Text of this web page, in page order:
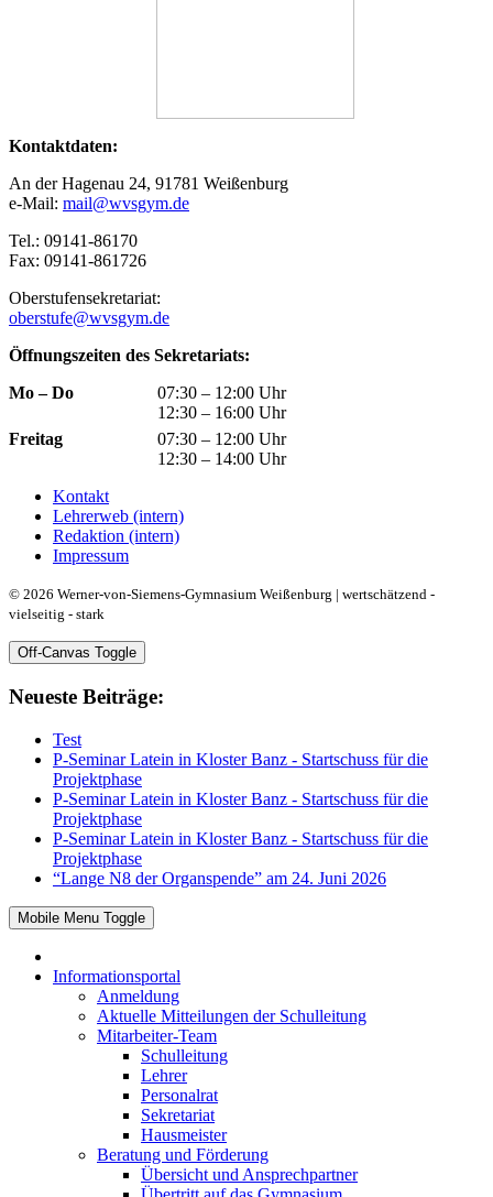
Kontaktdaten:
An der Hagenau 24, 91781 Weißenburg
e-Mail: mail@wvsgym.de
Tel.: 09141-86170
Fax: 09141-861726
Oberstufensekretariat:
oberstufe@wvsgym.de
Öffnungszeiten des Sekretariats:
Mo – Do
07:30 – 12:00 Uhr
12:30 – 16:00 Uhr
Freitag
07:30 – 12:00 Uhr
12:30 – 14:00 Uhr
Kontakt
Lehrerweb (intern)
Redaktion (intern)
Impressum
© 2026 Werner-von-Siemens-Gymnasium Weißenburg | wertschätzend -
vielseitig - stark
Off-Canvas Toggle
Neueste Beiträge:
Test
P-Seminar Latein in Kloster Banz - Startschuss für die
Projektphase
P-Seminar Latein in Kloster Banz - Startschuss für die
Projektphase
P-Seminar Latein in Kloster Banz - Startschuss für die
Projektphase
“Lange N8 der Organspende” am 24. Juni 2026
Mobile Menu Toggle
Informationsportal
Anmeldung
Aktuelle Mitteilungen der Schulleitung
Mitarbeiter-Team
Schulleitung
Lehrer
Personalrat
Sekretariat
Hausmeister
Beratung und Förderung
Übersicht und Ansprechpartner